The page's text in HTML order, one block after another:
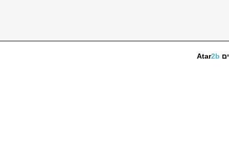
Atar2b